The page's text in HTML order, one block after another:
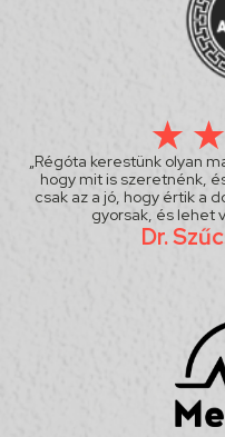
„Régóta kerestünk olyan
hogy mit is szeretnénk,
csak az a jó, hogy értik a
gyorsak, és lehet
Dr.